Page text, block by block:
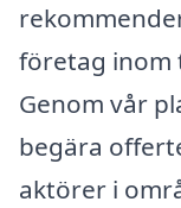
företag inom
Genom vår
begära
aktörer i